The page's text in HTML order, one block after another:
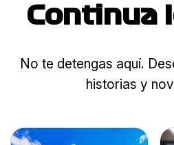
Continua
No te detengas aquí.
historias y